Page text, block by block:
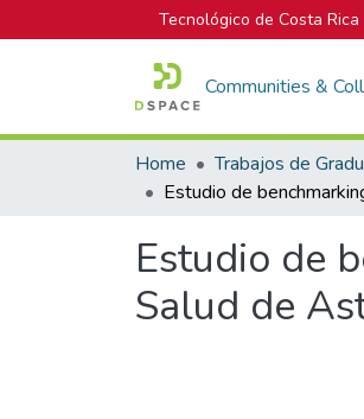
Tecnológico de Costa Rica
Communities &
Home Trabajos de
Estudio de
Salud de